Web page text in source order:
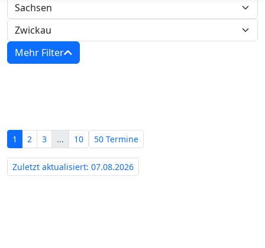
Mehr Filter
1 2 3 ... 10 50 Termine
Zuletzt aktualisiert: 07.08.2026